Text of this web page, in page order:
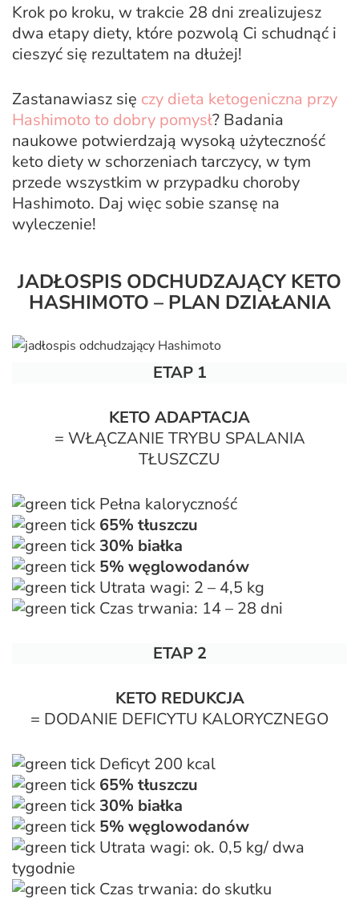
Krok po kroku, w trakcie 28 dni zrealizujesz
dwa etapy diety, które pozwolą Ci schudnąć i
cieszyć się rezultatem na dłużej!
Zastanawiasz się czy dieta ketogeniczna przy
Hashimoto to dobry pomysł? Badania
naukowe potwierdzają wysoką użyteczność
keto diety w schorzeniach tarczycy, w tym
przede wszystkim w przypadku choroby
Hashimoto. Daj więc sobie szansę na
wyleczenie!
JADŁOSPIS ODCHUDZAJĄCY KETO
HASHIMOTO – PLAN DZIAŁANIA
ETAP 1
KETO ADAPTACJA
= WŁĄCZANIE TRYBU SPALANIA
TŁUSZCZU
Pełna kaloryczność
65% tłuszczu
30% białka
5% węglowodanów
Utrata wagi: 2 – 4,5 kg
Czas trwania: 14 – 28 dni
ETAP 2
KETO REDUKCJA
= DODANIE DEFICYTU KALORYCZNEGO
Deficyt 200 kcal
65% tłuszczu
30% białka
5% węglowodanów
Utrata wagi: ok. 0,5 kg/ dwa
tygodnie
Czas trwania: do skutku